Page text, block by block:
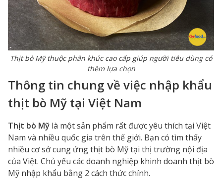
Thịt bò Mỹ thuộc phân khúc cao cấp giúp người tiêu dùng có
thêm lựa chọn
Thông tin chung về việc nhập khẩu
thịt bò Mỹ tại Việt Nam
Thịt bò Mỹ là một sản phẩm rất được yêu thích tại Việt
Nam và nhiều quốc gia trên thế giới. Bạn có tìm thấy
nhiều cơ sở cung ứng thịt bò Mỹ tại thị trường nội địa
của Việt. Chủ yếu các doanh nghiệp khinh doanh thịt bò
Mỹ nhập khẩu bằng 2 cách thức chính.